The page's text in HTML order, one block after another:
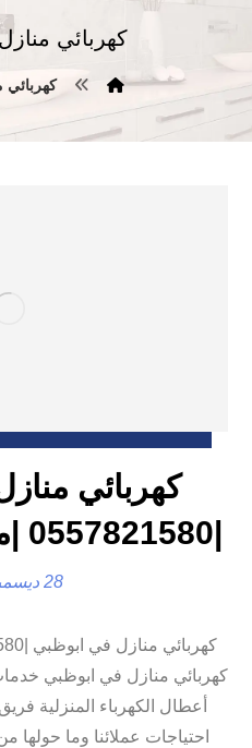
كهربائي
كهربائي
28 ديسمبر، 2024
كهربائي منازل في ابوظبي
أعطال الكهرباء المنزلية
احتياجات عملائنا وما